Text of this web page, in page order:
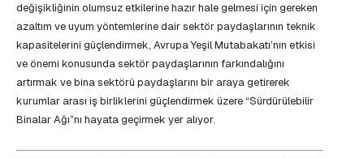
değişikliğinin olumsuz etkilerine hazır hale gelmesi için gereken
azaltım ve uyum yöntemlerine dair sektör paydaşlarının teknik
kapasitelerini güçlendirmek, Avrupa Yeşil Mutabakatı’nın etkisi
ve önemi konusunda sektör paydaşlarının farkındalığını
artırmak ve bina sektörü paydaşlarını bir araya getirerek
kurumlar arası iş birliklerini güçlendirmek üzere “Sürdürülebilir
Binalar Ağı”nı hayata geçirmek yer alıyor.